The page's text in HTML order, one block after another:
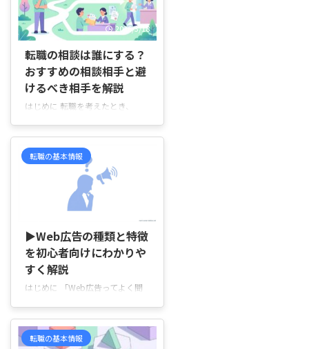
「並べる問題なのに組み合わせで
計算してしまった」「場合の数は
合っていたのに、最後の確率で間
違えた」と感じ、解説を読んでも
考え方が整理できず、同じところ
で迷ってしまうことがありますよ
ね。 この記事では、順列と組み
合わせの違いから、SPIでよく出
ます。 SPIの確率・ ...
2026/3/18
転職の相談は誰にする？
おすすめの相談相手と避
けるべき相手を解説
はじめに 転職を考えたとき、
な人に話していいのか、それとも
専門のサービスを使ったほうがい
いのか、迷ってしまう方はとても
多いです。 たとえば、今の仕事
を続けるべきか、それとも思い切
きに、「上司に話すと評価に影響
しそうで不安」「友人に相談して
も本音で話しにくい」と感じるこ
ともあると思います。さらに、
「転職エージェントって本当に頼
ように、相談する相手によって、
得ら ...
転職の基本情報
▶Web広告の種類と特徴
を初心者向けにわかりや
すく解説
はじめに 「Web広告ってよく聞
Instagram広告、YouTube広告は
何が違うの？」 「広告を出して
転職の基本情報